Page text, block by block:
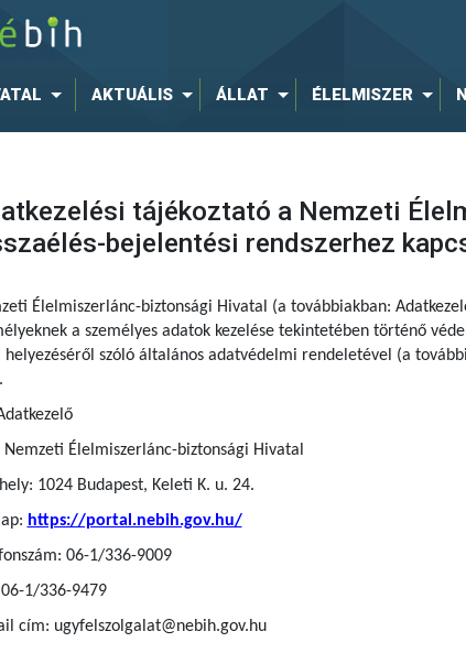
AKTUÁLIS ÁLLAT ÉLELMISZER
tájékoztató a Nemzeti
bejelentési rendszerhez
Élelmiszerlánc-biztonsági Hivatal (a továbbiakban:
a személyes adatok kezelése tekintetében történő
helyezéséről szóló általános adatvédelmi rendeletével (a
Nemzeti Élelmiszerlánc-biztonsági Hivatal
1024 Budapest, Keleti K. u. 24.
https://portal.nebih.gov.hu/
06-1/336-9009
06-1/336-9479
cím: ugyfelszolgalat@nebih.gov.hu